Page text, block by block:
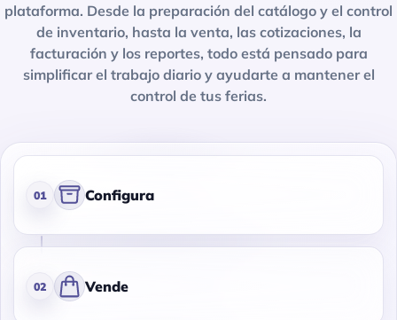
plataforma. Desde la preparación del catálogo y el control
de inventario, hasta la venta, las cotizaciones, la
facturación y los reportes, todo está pensado para
simplificar el trabajo diario y ayudarte a mantener el
control de tus ferias.
01 Configura
02 Vende